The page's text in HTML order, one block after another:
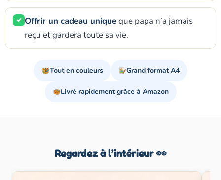
✓ Offrir un cadeau uniqueque papa n’a jamais
reçu et gardera toute sa vie.
Tout en couleurs Grand format A4
Livré rapidement grâce à Amazon
Regardez à l’intérieur 👀